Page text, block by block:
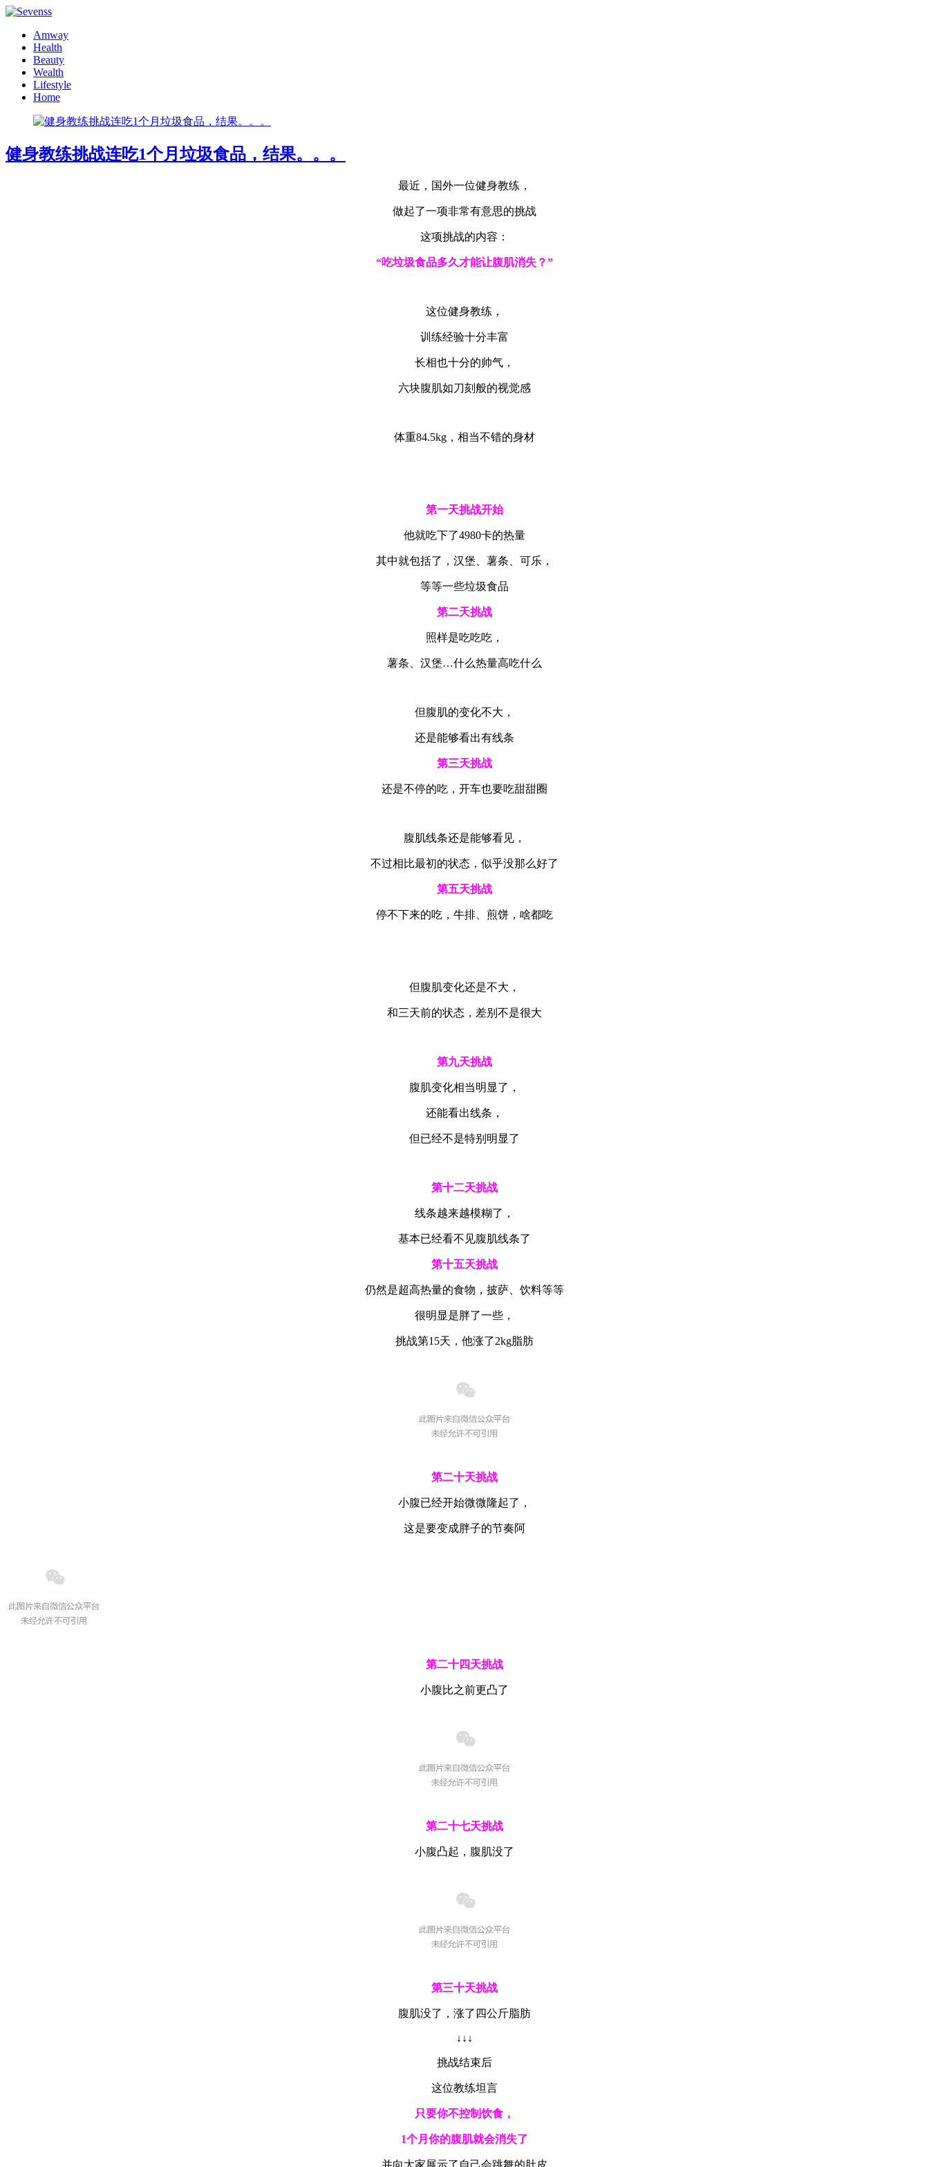
Amway
Health
Beauty
Wealth
Lifestyle
Home
健身教练挑战连吃1个月垃圾食品，结果。。。
最近，国外一位健身教练，
做起了一项非常有意思的挑战
这项挑战的内容：
“吃垃圾食品多久才能让腹肌消失？”
这位健身教练，
训练经验十分丰富
长相也十分的帅气，
六块腹肌如刀刻般的视觉感
体重84.5kg，相当不错的身材
第一天挑战开始
他就吃下了4980卡的热量
其中就包括了，汉堡、薯条、可乐，
等等一些垃圾食品
第二天挑战
照样是吃吃吃，
薯条、汉堡…什么热量高吃什么
但腹肌的变化不大，
还是能够看出有线条
第三天挑战
还是不停的吃，开车也要吃甜甜圈
腹肌线条还是能够看见，
不过相比最初的状态，似乎没那么好了
第五天挑战
停不下来的吃，牛排、煎饼，啥都吃
但腹肌变化还是不大，
和三天前的状态，差别不是很大
第九天挑战
腹肌变化相当明显了，
还能看出线条，
但已经不是特别明显了
第十二天挑战
线条越来越模糊了，
基本已经看不见腹肌线条了
第十五天挑战
仍然是超高热量的食物，披萨、饮料等等
很明显是胖了一些，
挑战第15天，他涨了2kg脂肪
第二十天挑战
小腹已经开始微微隆起了，
这是要变成胖子的节奏阿
第二十四天挑战
小腹比之前更凸了
第二十七天挑战
小腹凸起，腹肌没了
第三十天挑战
腹肌没了，涨了四公斤脂肪
↓↓↓
挑战结束后
这位教练坦言
只要你不控制饮食，
1个月你的腹肌就会消失了
并向大家展示了自己会跳舞的肚皮